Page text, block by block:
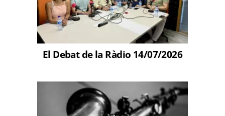
El Debat de la Ràdio 14/07/2026